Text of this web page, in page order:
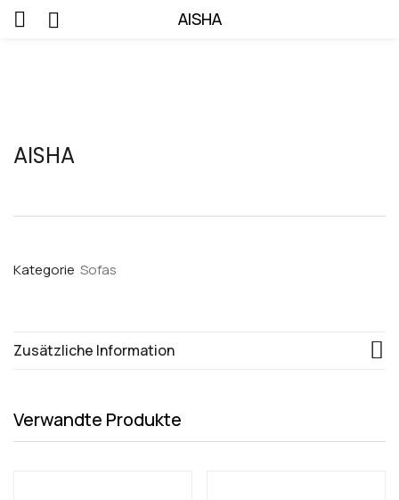
AISHA
AISHA
Kategorie Sofas
Zusätzliche Information
Verwandte Produkte